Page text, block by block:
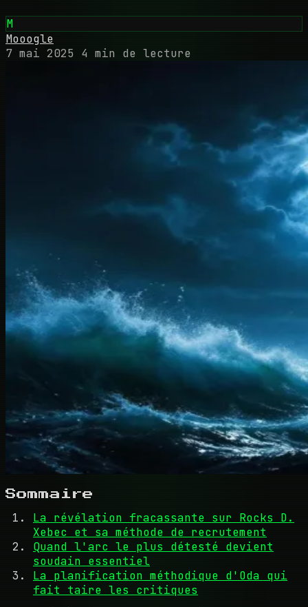
M
Mooogle
7 mai 2025
4 min de lecture
Sommaire
La révélation fracassante sur Rocks D.
Xebec et sa méthode de recrutement
Quand l'arc le plus détesté devient
soudain essentiel
La planification méthodique d'Oda qui
fait taire les critiques